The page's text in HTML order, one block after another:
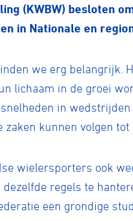
(KWBW) besloten
in Nationale en
we erg belangrijk.
lichaam in de groei
in
zaken kunnen volgen
wielersporters ook
dezelfde regels te
een grondige